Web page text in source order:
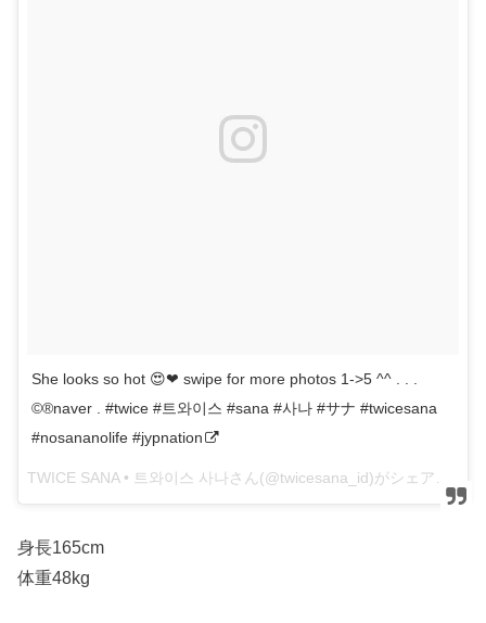
She looks so hot 😍❤ swipe for more photos 1->5 ^^ . . .
©®naver . #twice #트와이스 #sana #사나 #サナ #twicesana
#nosananolife #jypnation
身長165cm
体重48kg